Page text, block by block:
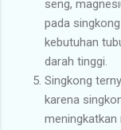
seng,
pada
kebutuhan
darah tinggi.
Singkong
karena
meningkatkan